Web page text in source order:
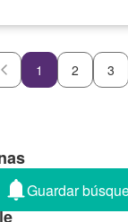
1 2 3
Guardar